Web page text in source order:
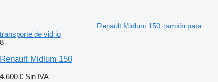
Renault Midlum 150 camión para
transporte de vidrio
8
Renault Midlum 150
4.600 € Sin IVA